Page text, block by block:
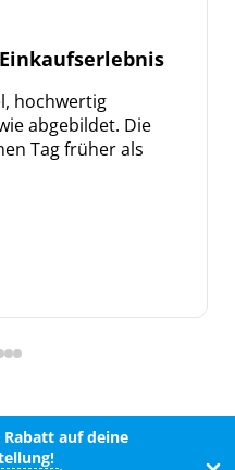
hochwertig
abgebildet. Die
Tag früher als
auf deine